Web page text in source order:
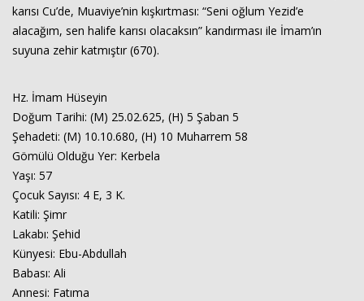
karısı Cu’de, Muaviye’nin kışkırtması: “Seni oğlum Yezid’e
alacağım, sen halife karısı olacaksın” kandırması ile İmam’ın
suyuna zehir katmıştır (670).
Hz. İmam Hüseyin
Doğum Tarihi: (M) 25.02.625, (H) 5 Şaban 5
Şehadeti: (M) 10.10.680, (H) 10 Muharrem 58
Gömülü Olduğu Yer: Kerbela
Yaşı: 57
Çocuk Sayısı: 4 E, 3 K.
Katili: Şimr
Lakabı: Şehid
Künyesi: Ebu-Abdullah
Babası: Ali
Annesi: Fatıma